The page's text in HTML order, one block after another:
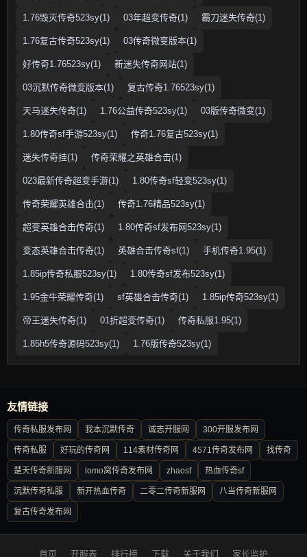
1.76毁灭传奇523sy(1) 03年超变传奇(1) 霸刀迷失传奇(1)
1.76复古传奇523sy(1) 03传奇微变版本(1)
好传奇1.76523sy(1) 新迷失传奇网站(1)
03沉默传奇微变版本(1) 复古传奇1.76523sy(1)
天马迷失传奇(1) 1.76公益传奇523sy(1) 03版传奇微变(1)
1.80传奇sf手游523sy(1) 传奇1.76复古523sy(1)
迷失传奇挂(1) 传奇荣耀之英雄合击(1)
023最新传奇超变手游(1) 1.80传奇sf轻变523sy(1)
传奇荣耀英雄合击(1) 传奇1.76精品523sy(1)
超变英雄合击传奇(1) 1.80传奇sf发布网523sy(1)
变态英雄合击传奇(1) 英雄合击传奇sf(1) 手机传奇1.95(1)
1.85ip传奇私服523sy(1) 1.80传奇sf发布523sy(1)
1.95金牛荣耀传奇(1) sf英雄合击传奇(1) 1.85ip传奇523sy(1)
帝王迷失传奇(1) 01折超变传奇(1) 传奇私服1.95(1)
1.85h5传奇源码523sy(1) 1.76版传奇523sy(1)
友情链接
传奇私服发布网 我本沉默传奇 诚志开服网 300开服发布网
传奇私服 好玩的传奇网 114素材传奇网 4571传奇发布网 找传奇
楚天传奇新服网 lomo窝传奇发布网 zhaosf 热血传奇sf
沉默传奇私服 新开热血传奇 二零二传奇新服网 八当传奇新服网
复古传奇发布网
首页 开服表 排行榜 下载 关于我们 家长监护